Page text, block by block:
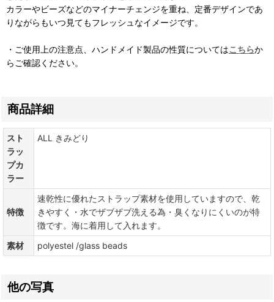
カラーやビーズなどのマイナーチェンジを重ね、定番デザインであ
りながらもいつ見てもフレッシュなイメージです。
・ご使用上の注意点、ハンドメイド製品の性質についてはこちらか
らご確認ください。
商品詳細
スト
ラッ
プカ
ラー
ALL きみどり
特徴
速乾性に優れたストラップ素材を使用していますので、乾
きやすく・水でザブザブ洗える為・臭くなりにくいのが特
徴です。海に着用して入れます。
素材
polyestel /glass beads
他の写真